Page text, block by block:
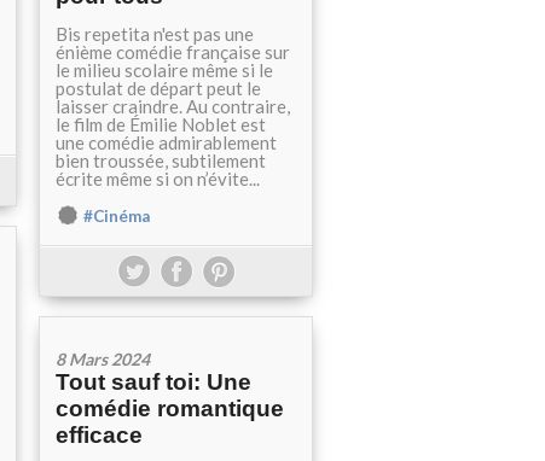
Bis repetita n'est pas une
énième comédie française sur
le milieu scolaire même si le
postulat de départ peut le
laisser craindre. Au contraire,
le film de Émilie Noblet est
une comédie admirablement
bien troussée, subtilement
écrite même si on n’évite...
#Cinéma
8 Mars 2024
Tout sauf toi: Une
comédie romantique
efficace